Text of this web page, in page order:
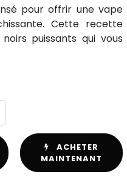
pour offrir une vape
Cette recette
puissants qui vous
ACHETER
MAINTENANT